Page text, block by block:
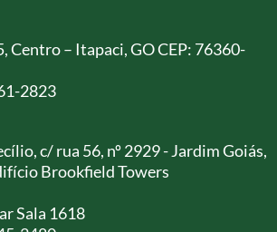
Centro – Itapaci, GO CEP: 76360-
2823
c/ rua 56, nº 2929 - Jardim Goiás,
Brookfield Towers
Sala 1618